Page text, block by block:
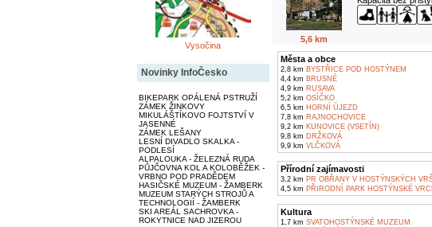
Vysočina
Novinky InfoČesko
BIKEPARK OPÁLENÁ PSTRUŽÍ
ZÁMEK ŽINKOVY
MIKULÁŠTÍKOVO FOJTSTVÍ V
JASENNÉ
ZÁMEK LEŠANY
LESNÍ DIVADLO SKALKA -
PODLESÍ
ALPALOUKA - ŽELEZNÁ RUDA
PŮJČOVNA KOL A KOLOBĚŽEK -
VRBNO POD PRADĚDEM
HASIČSKÉ MUZEUM - ŽAMBERK
MUZEUM STARÝCH STROJŮ A
TECHNOLOGIÍ - ŽAMBERK
SKI AREÁL SACHROVKA -
ROKYTNICE NAD JIZEROU
5,6 km
Města a obce
2,8 km BYSTŘICE POD HOSTÝNEM
4,4 km BRUSNÉ
4,9 km RUSAVA
5,2 km OSÍČKO
6,5 km HORNÍ ÚJEZD
7,8 km RAJNOCHOVICE
9,2 km KUNOVICE (VSETÍN)
9,8 km DRŽKOVÁ
9,9 km VLČKOVÁ
Přírodní zajímavosti
3,2 km PR OBŘANY V HOSTÝNSKÝCH
4,5 km PŘIRODNÍ PARK HOSTÝNSKÉ
Kultura
1,7 km SVATOHOSTÝNSKÉ MUZEUM